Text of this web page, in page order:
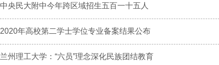
中央民大附中今年跨区域招生五百一十五人
2020年高校第二学士学位专业备案结果公布
兰州理工大学：“六员”理念深化民族团结教育